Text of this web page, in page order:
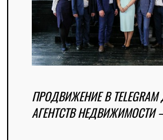
ПРОДВИЖЕНИЕ В
АГЕНТСТВ НЕДВИЖИМОСТИ